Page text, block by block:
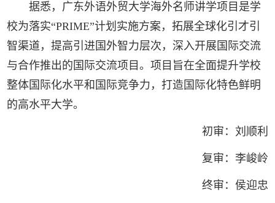
据悉，广东外语外贸大学海外名师讲学项目是学
校为落实“PRIME”计划实施方案，拓展全球化引才引
智渠道，提高引进国外智力层次，深入开展国际交流
与合作推出的国际交流项目。项目旨在全面提升学校
整体国际化水平和国际竞争力，打造国际化特色鲜明
的高水平大学。
初审：刘顺利
复审：李峻岭
终审：侯迎忠